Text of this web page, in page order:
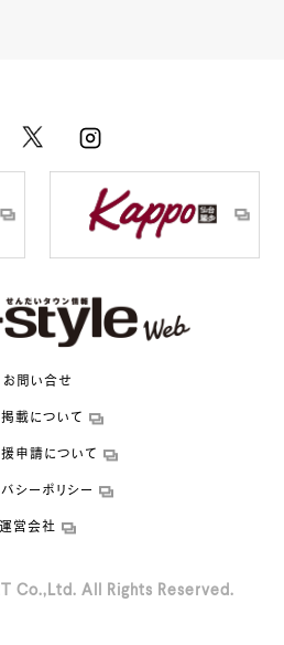
お問い合せ
載について
申請について
シーポリシー
運営会社
Co.,Ltd. All Rights Reserved.